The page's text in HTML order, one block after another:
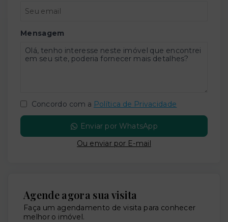
Mensagem
Concordo com a Política de Privacidade
Enviar por WhatsApp
Ou enviar por E-mail
Agende agora sua visita
Faça um agendamento de visita para conhecer
melhor o imóvel.